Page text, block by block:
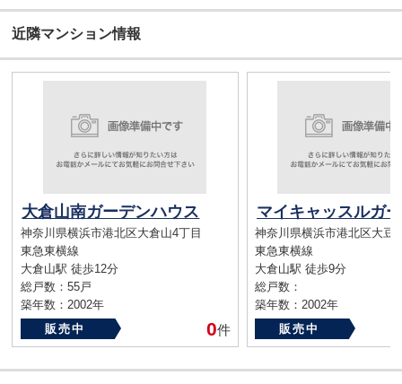
近隣マンション情報
大倉山南ガーデンハウス
神奈川県横浜市港北区大倉山4丁目
東急東横線
大倉山駅 徒歩12分
総戸数：55戸
築年数：2002年
販売中
0件
神奈川県横浜市港北区大豆
東急東横線
大倉山駅 徒歩9分
総戸数：
築年数：2002年
販売中